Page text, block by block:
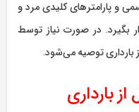
و پارامترهای کلیدی مرد و
در صورت نیاز توسط
بارداری توصیه می‌شود.
بارداری